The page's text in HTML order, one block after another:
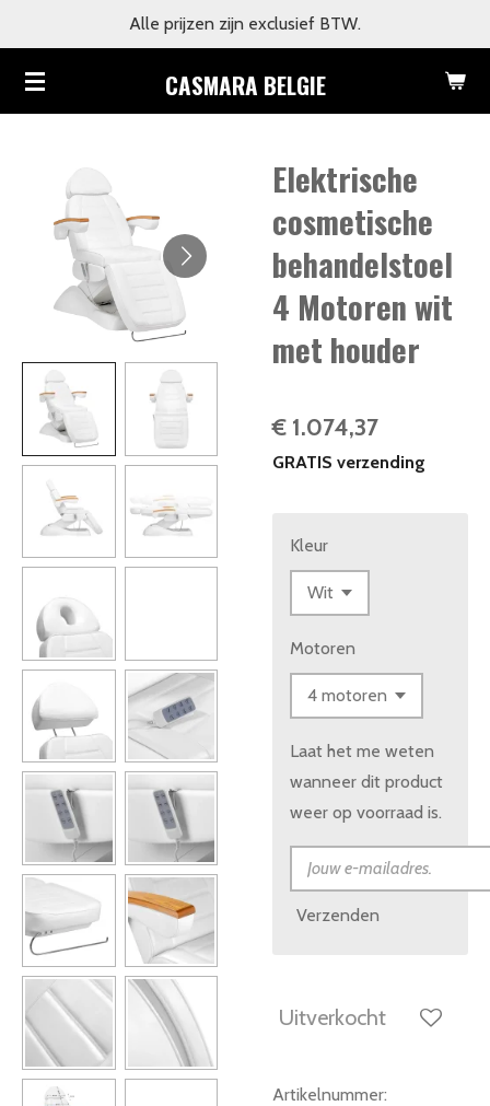
naar
de
CASMARA BELGIE
Alle prijzen zijn exclusief BTW.
Elektrische
cosmetische
behandelstoel
4 Motoren wit
met houder
€ 1.074,37
GRATIS verzending
Kleur
Motoren
Laat het me weten
wanneer dit product
weer op voorraad is.
Verzenden
Uitverkocht
Artikelnummer: